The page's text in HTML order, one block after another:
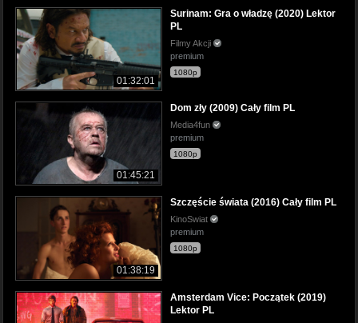
01:32:01
Surinam: Gra o władzę (2020) Lektor
PL
Filmy Akcji
premium
1080p
01:45:21
Dom zły (2009) Cały film PL
Media4fun
premium
1080p
01:38:19
Szczęście świata (2016) Cały film PL
KinoSwiat
premium
1080p
Amsterdam Vice: Początek (2019)
Lektor PL